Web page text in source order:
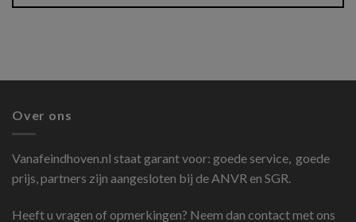
Over ons
Vanafeindhoven.nl staat garant voor: goede service, goede
prijs, partners zijn aangesloten bij de ANVR en SGR.
Heeft u vragen of opmerkingen? Neem dan contact met ons